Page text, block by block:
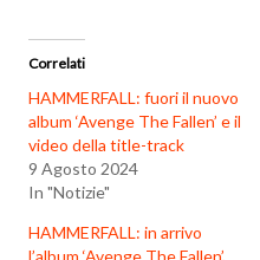
Correlati
HAMMERFALL: fuori il nuovo
album ‘Avenge The Fallen’ e il
video della title-track
9 Agosto 2024
In "Notizie"
HAMMERFALL: in arrivo